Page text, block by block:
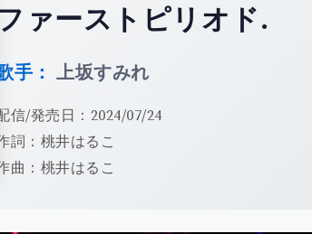
ァーストピリオド.
手： 上坂すみれ
信/発売日：2024/07/24
詞：桃井はるこ
曲：桃井はるこ